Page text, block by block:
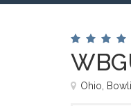
Ohio,